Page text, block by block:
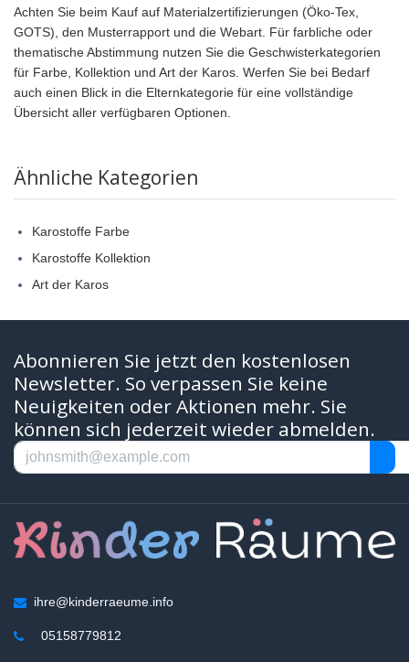
Achten Sie beim Kauf auf Materialzertifizierungen (Öko-Tex,
GOTS), den Musterrapport und die Webart. Für farbliche oder
thematische Abstimmung nutzen Sie die Geschwisterkategorien
für Farbe, Kollektion und Art der Karos. Werfen Sie bei Bedarf
auch einen Blick in die Elternkategorie für eine vollständige
Übersicht aller verfügbaren Optionen.
Ähnliche Kategorien
Karostoffe Farbe
Karostoffe Kollektion
Art der Karos
Abonnieren Sie jetzt den kostenlosen
Newsletter. So verpassen Sie keine
Neuigkeiten oder Aktionen mehr. Sie
können sich jederzeit wieder abmelden.
ihre@kinderraeume.info
05158779812